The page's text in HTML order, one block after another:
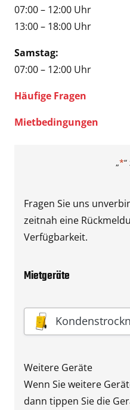
07:00 – 12:00 Uhr
13:00 – 18:00 Uhr
Samstag:
07:00 – 12:00 Uhr
Häufige Fragen
Mietbedingungen
„*
Fragen Sie uns
zeitnah eine
Verfügbarkeit.
Mietgeräte
Gerät
Weitere Geräte
Wenn Sie weitere
dann tippen Sie die